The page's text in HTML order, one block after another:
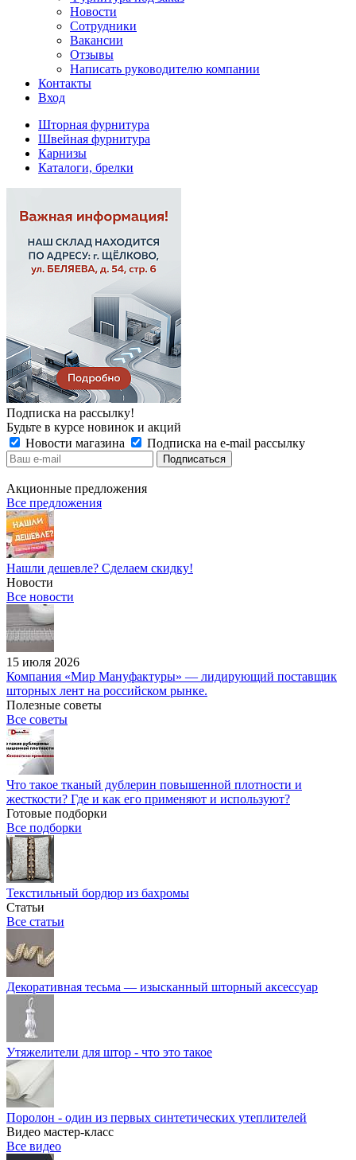
Новости
Сотрудники
Вакансии
Отзывы
Написать руководителю компании
Контакты
Вход
Шторная фурнитура
Швейная фурнитура
Карнизы
Каталоги, брелки
Подписка на рассылку!
Будьте в курсе новинок и акций
Новости магазина
Подписка на e-mail рассылку
Акционные предложения
Все предложения
Нашли дешевле? Сделаем скидку!
Новости
Все новости
15 июля 2026
Компания «Мир Мануфактуры» — лидирующий поставщик
шторных лент на российском рынке.
Полезные советы
Все советы
Что такое тканый дублерин повышенной плотности и
жесткости? Где и как его применяют и используют?
Готовые подборки
Все подборки
Текстильный бордюр из бахромы
Статьи
Все статьи
Декоративная тесьма — изысканный шторный аксессуар
Утяжелители для штор - что это такое
Поролон - один из первых синтетических утеплителей
Видео мастер-класс
Все видео